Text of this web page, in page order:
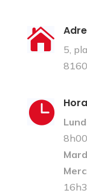

5,
